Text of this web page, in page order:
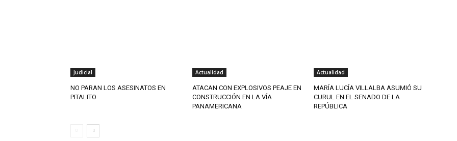
Judicial
NO PARAN LOS ASESINATOS EN
PITALITO
Actualidad
ATACAN CON EXPLOSIVOS PEAJE EN
CONSTRUCCIÓN EN LA VÍA
PANAMERICANA
Actualidad
MARÍA LUCÍA VILLALBA ASUMIÓ SU
CURUL EN EL SENADO DE LA
REPÚBLICA